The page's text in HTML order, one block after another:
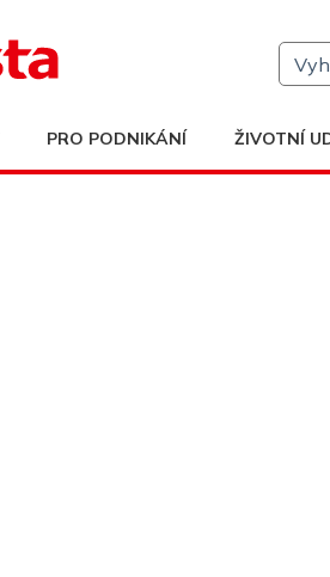
PRO PODNIKÁNÍ ŽIVOTNÍ